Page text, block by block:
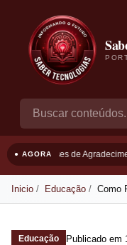
● AGORAFrases de
Inicio Educação Como
Educação Publicado em